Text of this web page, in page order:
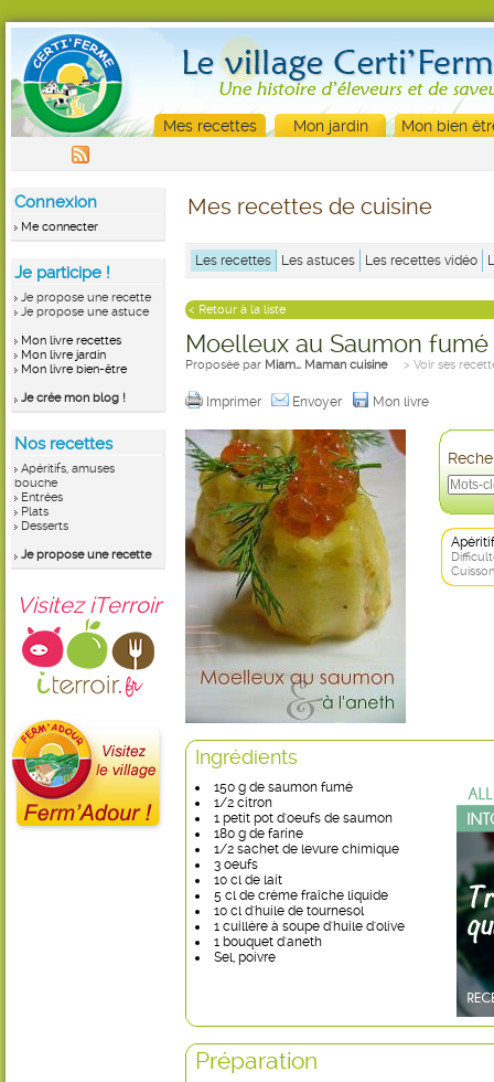
Mes recettes Mon jardin Mon bien
Connexion
Me connecter
Je participe !
Je propose une recette
Je propose une astuce
Mon livre recettes
Mon livre jardin
Mon livre bien-être
Je crée mon blog !
Nos recettes
Apéritifs, amuses
bouche
Entrées
Plats
Desserts
Je propose une recette
Visitez iTerroir
Mes recettes de cuisine
Les recettes Les astuces Les recettes vidéo
< Retour à la liste
Moelleux au Saumon fumé
Proposée par Miam… Maman cuisine > Voir ses
Imprimer Envoyer Mon livre
Ingrédients
150 g de saumon fumé
1/2 citron
1 petit pot d'oeufs de saumon
180 g de farine
1/2 sachet de levure chimique
3 oeufs
10 cl de lait
5 cl de crème fraîche liquide
10 cl d'huile de tournesol
1 cuillère à soupe d'huile d'olive
1 bouquet d'aneth
Sel, poivre
Préparation